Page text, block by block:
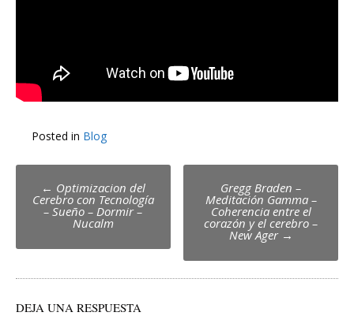
Posted in Blog
Post
navigation
← Optimizacion del
Cerebro con Tecnología
– Sueño – Dormir –
Nucalm
Gregg Braden –
Meditación Gamma –
Coherencia entre el
corazón y el cerebro –
New Ager →
DEJA UNA RESPUESTA